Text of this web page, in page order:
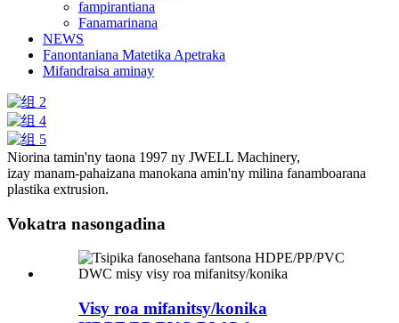
fampirantiana
Fanamarinana
NEWS
Fanontaniana Matetika Apetraka
Mifandraisa aminay
Niorina tamin'ny taona 1997 ny JWELL Machinery,
izay manam-pahaizana manokana amin'ny milina fanamboarana
plastika extrusion.
Vokatra nasongadina
Visy roa mifanitsy/konika